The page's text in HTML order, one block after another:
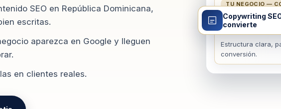
SEO en República Dominicana,
escritas.
aparezca en Google y lleguen
en clientes reales.
TU NEGOCIO —
Páginas y
https://
Estructura clara,
conversión.
Copywriting
convierte